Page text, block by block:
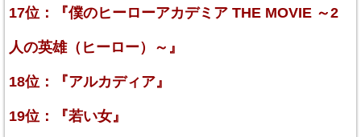
17位：『僕のヒーローアカデミア THE MOVIE ～2
人の英雄（ヒーロー）～』
18位：『アルカディア』
19位：『若い女』